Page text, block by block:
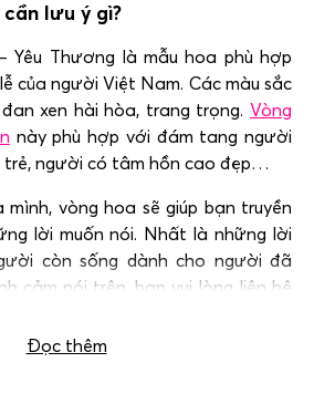
lưu ý gì?
Yêu Thương là mẫu hoa phù hợp
của người Việt Nam. Các màu sắc
xen hài hòa, trang trọng. Vòng
này phù hợp với đám tang người
người có tâm hồn cao đẹp…
vòng hoa sẽ giúp bạn truyền
lời muốn nói. Nhất là những lời
còn sống dành cho người đã
cảm nói trên, bạn vui lòng liên hệ
Đọc thêm